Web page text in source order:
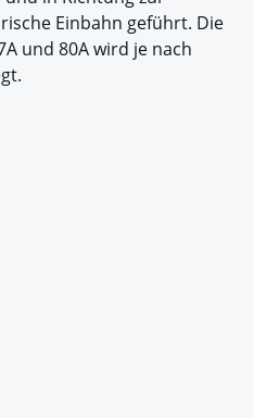
Einbahn geführt. Die
und 80A wird je nach